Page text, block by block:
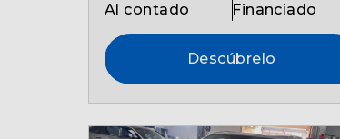
Al contado Financiado
Descúbrelo